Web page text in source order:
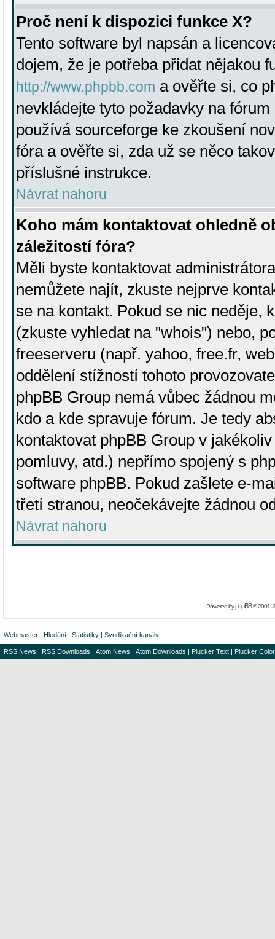
Proč není k dispozici funkce X?
Tento software byl napsán a
dojem, že je potřeba přidat nějakou
http://www.phpbb.com a ověřte si, co
nevkládejte tyto požadavky na
používá sourceforge ke zkoušení
fóra a ověřte si, zda už se něco
příslušné instrukce.
Návrat nahoru
Koho mám kontaktovat ohledně
záležitostí fóra?
Měli byste kontaktovat
nemůžete najít, zkuste nejprve
se na kontakt. Pokud se nic neděje,
(zkuste vyhledat na "whois") nebo,
freeserveru (např. yahoo, free.fr,
oddělení stížností tohoto
phpBB Group nemá vůbec žádnou
kdo a kde spravuje fórum. Je tedy
kontaktovat phpBB Group v
pomluvy, atd.) nepřímo spojený s
software phpBB. Pokud zašlete e-
třetí stranou, neočekávejte žádnou
Návrat nahoru
Powered byphpBB© 2001,
Webmaster | Hledání | Statistiky | Syndikační kanály
RSS News | RSS Downloads | Atom News | Atom Downloads | Plucker Text | Plucker Color